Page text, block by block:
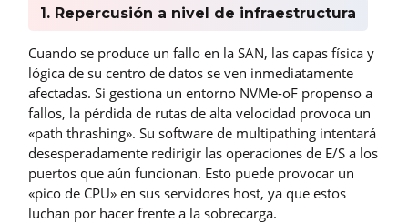
1. Repercusión a nivel de infraestructura
Cuando se produce un fallo en la SAN, las capas física y
lógica de su centro de datos se ven inmediatamente
afectadas. Si gestiona un entorno NVMe-oF propenso a
fallos, la pérdida de rutas de alta velocidad provoca un
«path thrashing». Su software de multipathing intentará
desesperadamente redirigir las operaciones de E/S a los
puertos que aún funcionan. Esto puede provocar un
«pico de CPU» en sus servidores host, ya que estos
luchan por hacer frente a la sobrecarga.